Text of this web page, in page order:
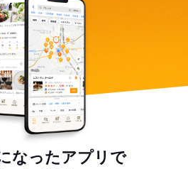
なったアプリで